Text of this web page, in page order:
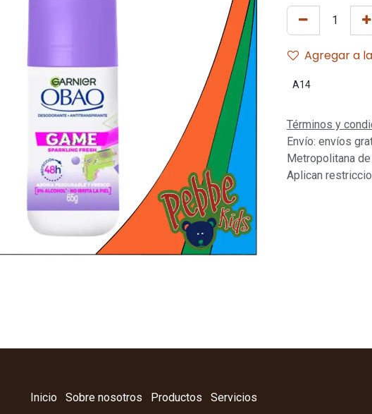
Agregar a
A14
Términos y
Envío: envíos
Metropolitana de
Aplican
Inicio Sobre nosotros Productos Servicios